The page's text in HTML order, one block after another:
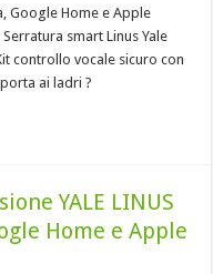
Google Home e Apple
Serratura smart Linus Yale
controllo vocale sicuro con
ai ladri ?
YALE LINUS
Home e Apple